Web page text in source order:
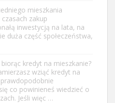
mieszkania
zakup
inwestycją na lata, na
duża część społeczeństwa,
kredyt na mieszkanie?
wziąć kredyt na
co powinieneś wiedzieć o
Jeśli więc …